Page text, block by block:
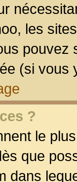
les
pouvez
(si vous
?
le
que
dans